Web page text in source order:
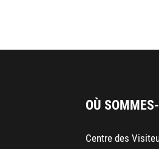
OÙ
Centre des